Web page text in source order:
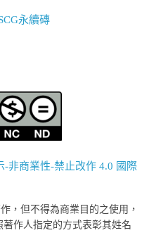
永續磚
-非商業性-禁止改作 4.0 國際
，但不得為商業目的之使用，
作人指定的方式表彰其姓名